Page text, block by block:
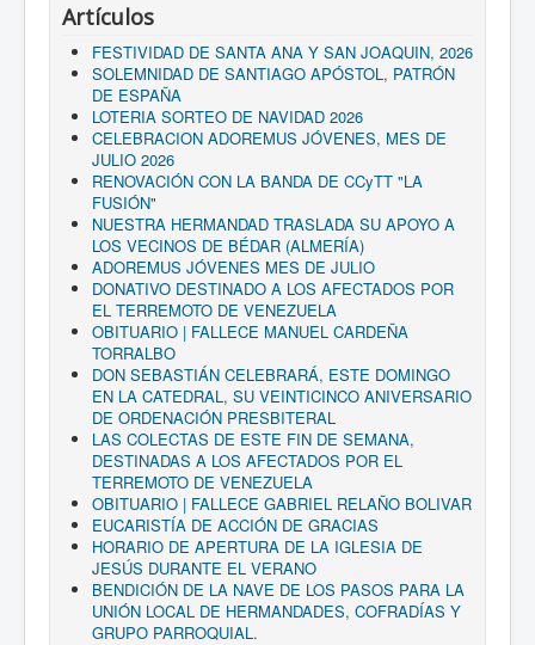
Artículos
FESTIVIDAD DE SANTA ANA Y SAN JOAQUIN, 2026
SOLEMNIDAD DE SANTIAGO APÓSTOL, PATRÓN
DE ESPAÑA
LOTERIA SORTEO DE NAVIDAD 2026
CELEBRACION ADOREMUS JÓVENES, MES DE
JULIO 2026
RENOVACIÓN CON LA BANDA DE CCyTT "LA
FUSIÓN"
NUESTRA HERMANDAD TRASLADA SU APOYO A
LOS VECINOS DE BÉDAR (ALMERÍA)
ADOREMUS JÓVENES MES DE JULIO
DONATIVO DESTINADO A LOS AFECTADOS POR
EL TERREMOTO DE VENEZUELA
OBITUARIO | FALLECE MANUEL CARDEÑA
TORRALBO
DON SEBASTIÁN CELEBRARÁ, ESTE DOMINGO
EN LA CATEDRAL, SU VEINTICINCO ANIVERSARIO
DE ORDENACIÓN PRESBITERAL
LAS COLECTAS DE ESTE FIN DE SEMANA,
DESTINADAS A LOS AFECTADOS POR EL
TERREMOTO DE VENEZUELA
OBITUARIO | FALLECE GABRIEL RELAÑO BOLIVAR
EUCARISTÍA DE ACCIÓN DE GRACIAS
HORARIO DE APERTURA DE LA IGLESIA DE
JESÚS DURANTE EL VERANO
BENDICIÓN DE LA NAVE DE LOS PASOS PARA LA
UNIÓN LOCAL DE HERMANDADES, COFRADÍAS Y
GRUPO PARROQUIAL.